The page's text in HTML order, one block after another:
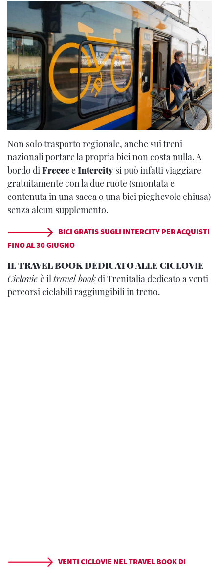
Non solo trasporto regionale, anche sui treni
nazionali portare la propria bici non costa nulla. A
bordo diFrecceeIntercity si può infatti viaggiare
gratuitamente con la due ruote (smontata e
contenuta in una sacca o una bici pieghevole chiusa)
senza alcun supplemento.
BICI GRATIS SUGLI INTERCITY PER ACQUISTI
FINO AL 30 GIUGNO
IL TRAVEL BOOK DEDICATO ALLE CICLOVIE
Ciclovie è iltravel bookdi Trenitalia dedicato a venti
percorsi ciclabili raggiungibili in treno.
VENTI CICLOVIE NEL TRAVEL BOOK DI